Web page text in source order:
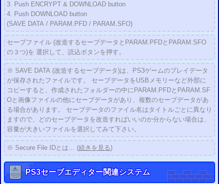
ーティー モダン・ウォーフェア3／CoDゴースト」
未対応だった標準暗号化されていないタイトルの読込に対応しました。
「アサシンクリード／II」 「バイオショック／2」 「バトルフィールド バッドカンパニー」 「コ
ール・オブ・デューティー4 モダン・ウォーフェア」 「 CoD モダン・ウォーフェア2」 「プリン
ス・オブ・ペルシャ 2008／忘却の砂」 「リトルビッグプラネット／2／3」 「機動戦士ガンダム
ターゲットインサイト」など
「GTA5 グランド・セフト・オートV 」の二重暗号化と 「GTA
グランド・セフト・オー
トIV」のチェックサムの修正に対応しました。
2015/09/02
「 メタルギアソリッドＶ ファントムペイン」のセーブデータは二重暗号化されてい
るので改造できませんが、アカウントIDの書き換えは可能です。
2015/09/26
PS3セーブエディター掲示板(仮)を用意
2015/09/11
PS3セーブエディターを更新一部タイトルのチェックサム自動修正設定に対応
以下のタイトルなどが自動修正に対応
2015/08/23
PS3
セーブエディター を更新 チェックサム修正設定を追加
3. Push ENCRYPT & DOWNLOAD button
4. Push DOWNLOAD button
(SAVE DATA / PARAM.PFD / PARAM.SFO)
セーブファイル (改造するセーブデータとPARAM.PFDとPARAM.SFO
の３つ)を 選択して、 読込ボタンを押す。
※ SAVE DATA (改造するセーブデータ)は、 PS3ゲームのプレイデータ
が保存されたファイルです。 セーブデータをUSBメモリーなど外部に
コピーすると、作成されたフォルダーの中にPARAM.PFDとPARAM.SF
Oと画像ファイルの他にセーブデータがあり、複数のセーブデータがあ
る場合があります。 セーブデータのファイル名はタイトルごとに異なり
ますので、どのセーブデータを改造すればいいのか分からない場合は、
容量が大きいファイルを選択してみて下さい。
※ Secure File IDとは… (続きを見る)
PS3セーブエディター関連システム